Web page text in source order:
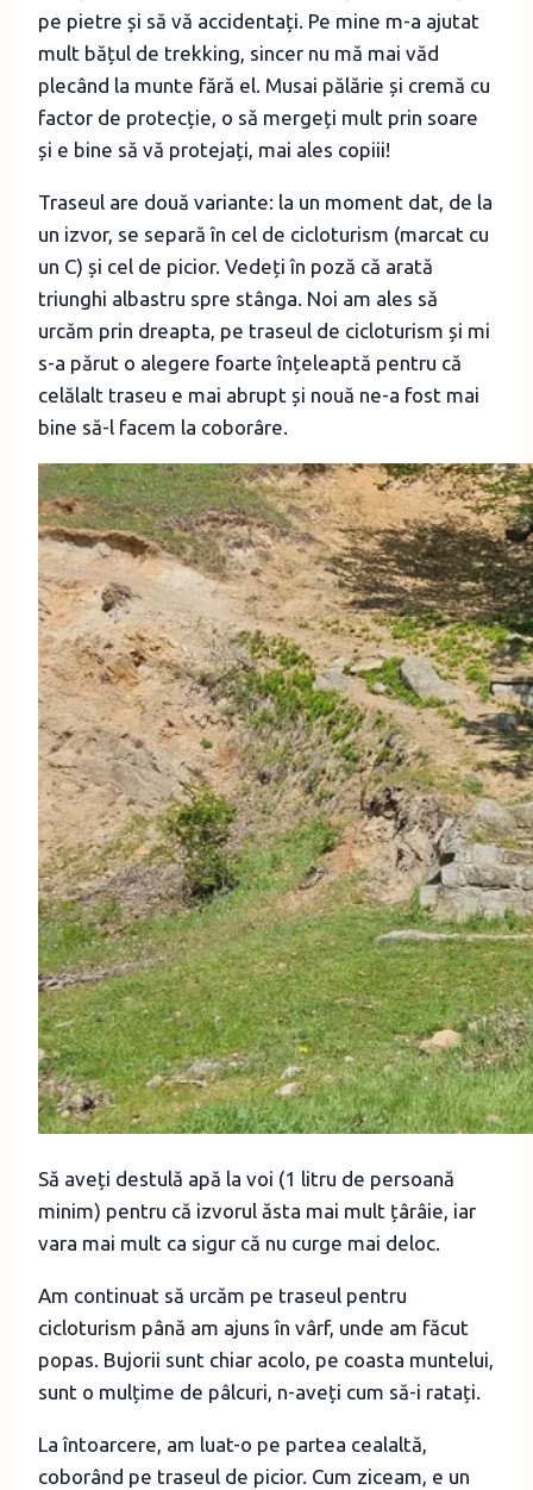
pe pietre și să vă accidentați. Pe mine m-a ajutat
mult bățul de trekking, sincer nu mă mai văd
plecând la munte fără el. Musai pălărie și cremă cu
factor de protecție, o să mergeți mult prin soare
și e bine să vă protejați, mai ales copiii!
Traseul are două variante: la un moment dat, de la
un izvor, se separă în cel de cicloturism (marcat cu
un C) și cel de picior. Vedeți în poză că arată
triunghi albastru spre stânga. Noi am ales să
urcăm prin dreapta, pe traseul de cicloturism și mi
s-a părut o alegere foarte înțeleaptă pentru că
celălalt traseu e mai abrupt și nouă ne-a fost mai
bine să-l facem la coborâre.
Să aveți destulă apă la voi (1 litru de persoană
minim) pentru că izvorul ăsta mai mult țârâie, iar
vara mai mult ca sigur că nu curge mai deloc.
Am continuat să urcăm pe traseul pentru
cicloturism până am ajuns în vârf, unde am făcut
popas. Bujorii sunt chiar acolo, pe coasta muntelui,
sunt o mulțime de pâlcuri, n-aveți cum să-i ratați.
La întoarcere, am luat-o pe partea cealaltă,
coborând pe traseul de picior. Cum ziceam, e un